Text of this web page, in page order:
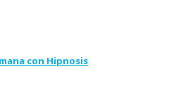
con Hipnosis